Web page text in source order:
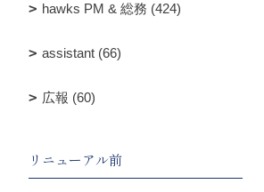
hawks PM & 総務 (424)
assistant (66)
広報 (60)
リニューアル前